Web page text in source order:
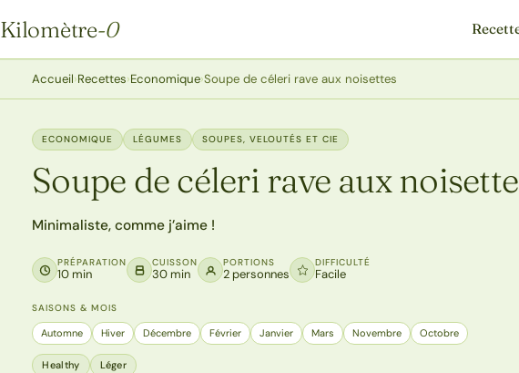
Kilomètre-0
Kilomètre-0
Accueil›Recettes›Economique›Soupe de céleri rave aux noisettes
ECONOMIQUE LÉGUMES SOUPES, VELOUTÉS ET CIE
Soupe de céleri rave aux
Minimaliste, comme j’aime !
PRÉPARATION
10 min
CUISSON
30 min
PORTIONS
2 personnes
DIFFICULTÉ
Facile
SAISONS & MOIS
Automne Hiver Décembre Février Janvier Mars Novembre Octobre
Healthy Léger